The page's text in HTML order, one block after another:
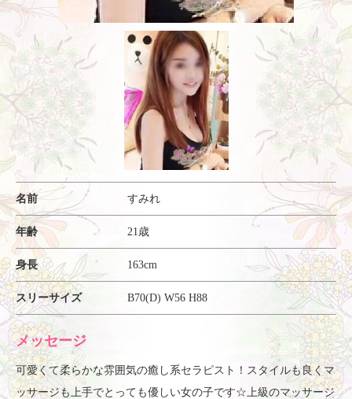
名前 すみれ
年齢 21歳
身長 163cm
スリーサイズ B70(D) W56 H88
メッセージ
可愛くて柔らかな雰囲気の癒し系セラピスト！スタイルも良くマ
ッサージも上手でとっても優しい女の子です☆上級のマッサージ